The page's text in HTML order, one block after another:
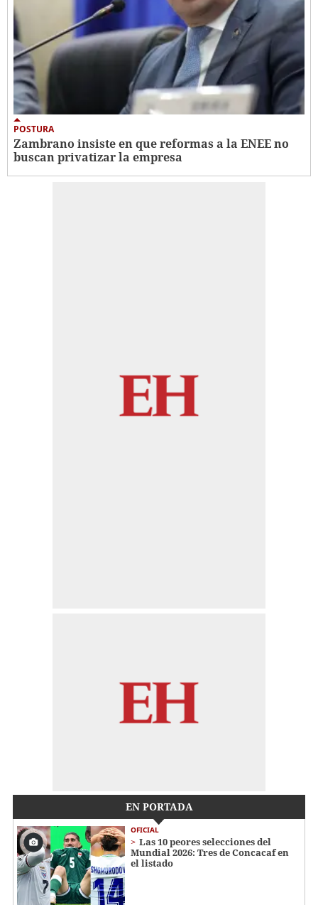
POSTURA
Zambrano insiste en que reformas a la ENEE no
buscan privatizar la empresa
EN PORTADA
OFICIAL
Las 10 peores selecciones del
Mundial 2026: Tres de Concacaf en
el listado